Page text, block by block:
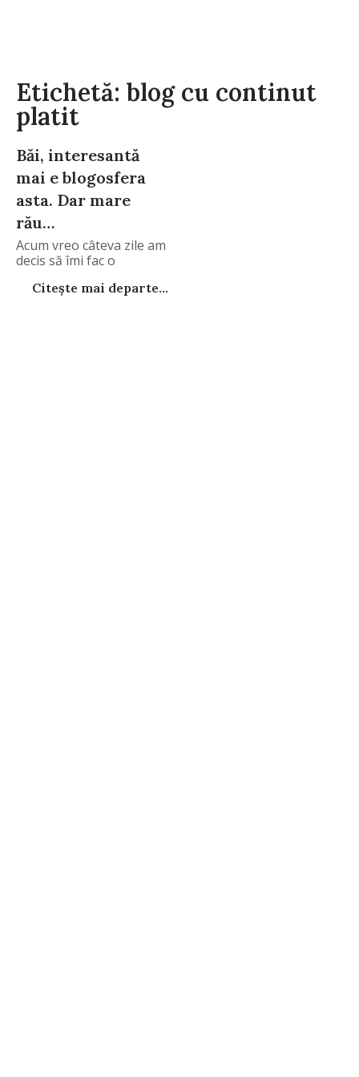
Etichetă: blog cu continut
platit
Băi, interesantă
mai e blogosfera
asta. Dar mare
rău…
Acum vreo câteva zile am
decis să îmi fac o
Citește mai departe...